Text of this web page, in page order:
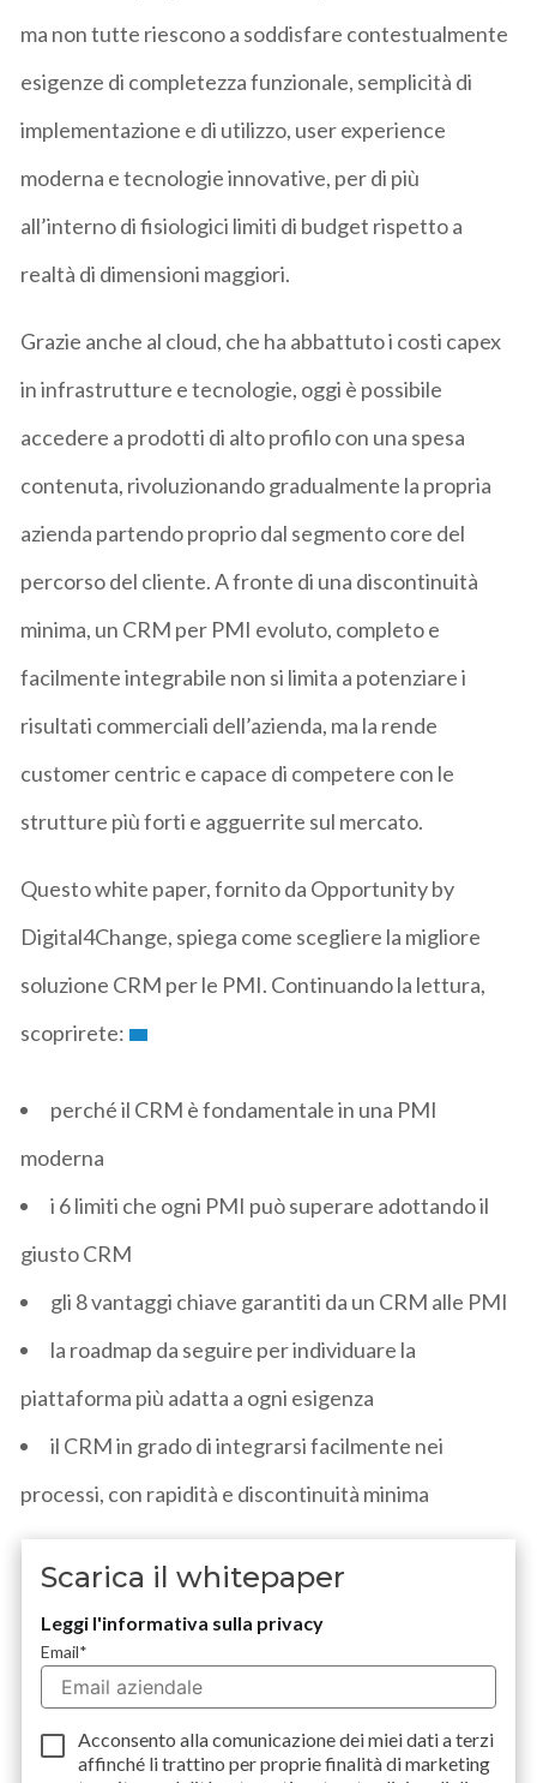
ma non tutte riescono a soddisfare contestualmente
esigenze di completezza funzionale, semplicità di
implementazione e di utilizzo, user experience
moderna e tecnologie innovative, per di più
all’interno di fisiologici limiti di budget rispetto a
realtà di dimensioni maggiori.
Grazie anche al cloud, che ha abbattuto i costi capex
in infrastrutture e tecnologie, oggi è possibile
accedere a prodotti di alto profilo con una spesa
contenuta, rivoluzionando gradualmente la propria
azienda partendo proprio dal segmento core del
percorso del cliente. A fronte di una discontinuità
minima, un CRM per PMI evoluto, completo e
facilmente integrabile non si limita a potenziare i
risultati commerciali dell’azienda, ma la rende
customer centric e capace di competere con le
strutture più forti e agguerrite sul mercato.
Questo white paper, fornito da Opportunity by
Digital4Change, spiega come scegliere la migliore
soluzione CRM per le PMI. Continuando la lettura,
scoprirete:
perché il CRM è fondamentale in una PMI
moderna
i 6 limiti che ogni PMI può superare adottando il
giusto CRM
gli 8 vantaggi chiave garantiti da un CRM alle PMI
la roadmap da seguire per individuare la
piattaforma più adatta a ogni esigenza
il CRM in grado di integrarsi facilmente nei
processi, con rapidità e discontinuità minima
Scarica il whitepaper
Leggi l'informativa sulla privacy
Email*
Acconsento alla comunicazione dei miei dati aterzi
affinché li trattino per proprie finalità di marketing